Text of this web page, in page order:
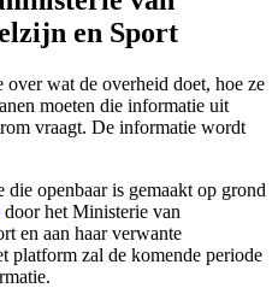
en Sport
wat de overheid doet, hoe ze
moeten die informatie uit
vraagt. De informatie wordt
openbaar is gemaakt op grond
door het Ministerie van
en aan haar verwante
platform zal de komende periode